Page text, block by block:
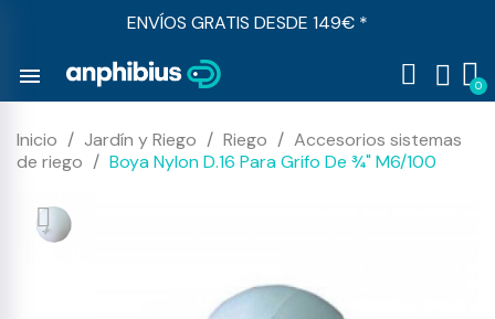
ENVÍOS GRATIS DESDE 149€ *
menu
Inicio Jardín y Riego Riego
Accesorios sistemas
de riego
Boya Nylon D.16 Para Grifo De ¾" M6/100